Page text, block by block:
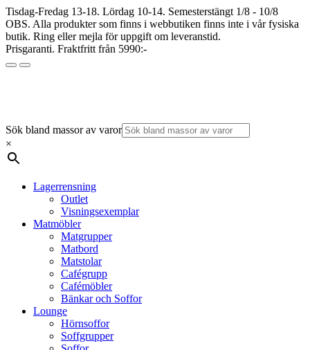
Tisdag-Fredag 13-18. Lördag 10-14. Semesterstängt 1/8 - 10/8
OBS. Alla produkter som finns i webbutiken finns inte i vår fysiska
butik. Ring eller mejla för uppgift om leveranstid.
Prisgaranti. Fraktfritt från 5990:-
Sök bland massor av varor
×
Lagerrensning
Outlet
Visningsexemplar
Matmöbler
Matgrupper
Matbord
Matstolar
Cafégrupp
Cafémöbler
Bänkar och Soffor
Lounge
Hörnsoffor
Soffgrupper